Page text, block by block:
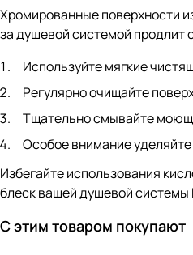
Хромированные поверхности
за душевой системой продлит
Используйте мягкие
Регулярно очищайте
Тщательно смывайте
Особое внимание
Избегайте использования
блеск вашей душевой системы
С этим товаром покупают